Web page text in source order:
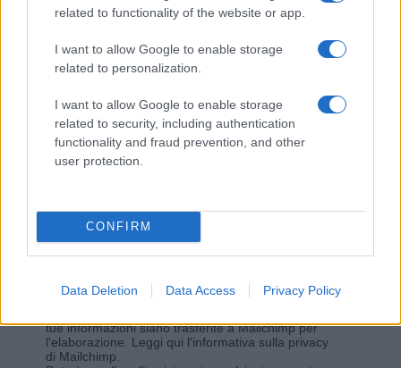
related to functionality of the website or app.
I want to allow Google to enable storage
related to personalization.
I want to allow Google to enable storage
related to security, including authentication
functionality and fraud prevention, and other
user protection.
CONFIRM
Data Deletion Data Access Privacy Policy
Vuoi rimanere sempre aggiornato?
Iscriviti alla newsletter di Gallura Oggi e ricevi le nostre
email periodiche contenenti le ultime notizie pubblicate
sul sito web!
Indirizzo email*
Utilizziamo Mailchimp come piattaforma di
tue informazioni siano trasferite a Mailchimp per
l'elaborazione. Leggi qui l'informativa sulla privacy
di Mailchimp